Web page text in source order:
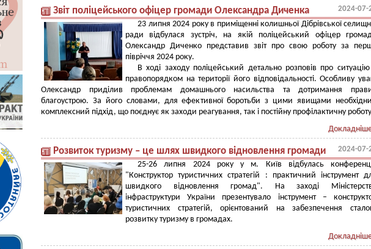
Звіт поліцейського офіцер громади Олександра Диченка 2024-07-
23 липня 2024 року в приміщенні колишньої Дібрівської
ради відбулася зустріч, на якій поліцейський офіцер
Олександр Диченко представив звіт про свою роботу за
півріччя 2024 року.
В ході заходу поліцейський детально розповів про
правопорядком на території його відповідальності. Особливу
Олександр приділив проблемам домашнього насильства та дотримання
благоустрою. За його словами, для ефективної боротьби з цими явищами
комплексний підхід, що поєднує як заходи реагування, так і постійну профілактичну
Розвиток туризму – це шлях швидкого відновлення громади 2024-07-
25-26 липня 2024 року у м. Київ відбулась
"Конструктор туристичних стратегій : практичний інструмент
швидкого відновлення громад". На заході
інфраструктури України презентувало інструмент –
туристичних стратегій, орієнтований на забезпечення
розвитку туризму в громадах.